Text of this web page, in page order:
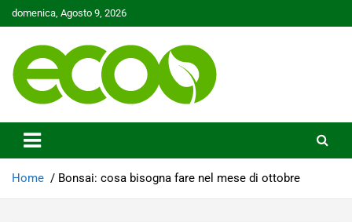
Skip
to
domenica, Agosto 9, 2026
Ecoo.it
Home Bonsai: cosa bisogna fare nel mese di ottobre